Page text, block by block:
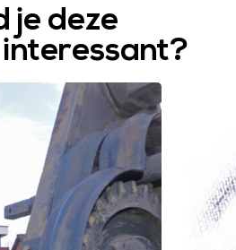
je deze